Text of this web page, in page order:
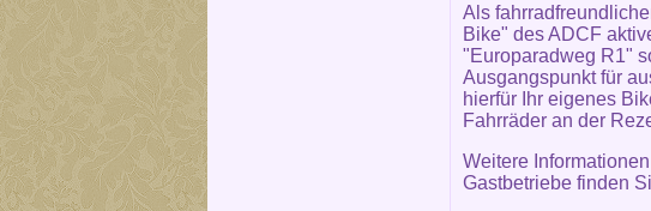
Als
Bike" des ADCF
"Europaradweg R1"
Ausgangspunkt für
hierfür Ihr eigenes
Fahrräder an der
Weitere
Gastbetriebe finden